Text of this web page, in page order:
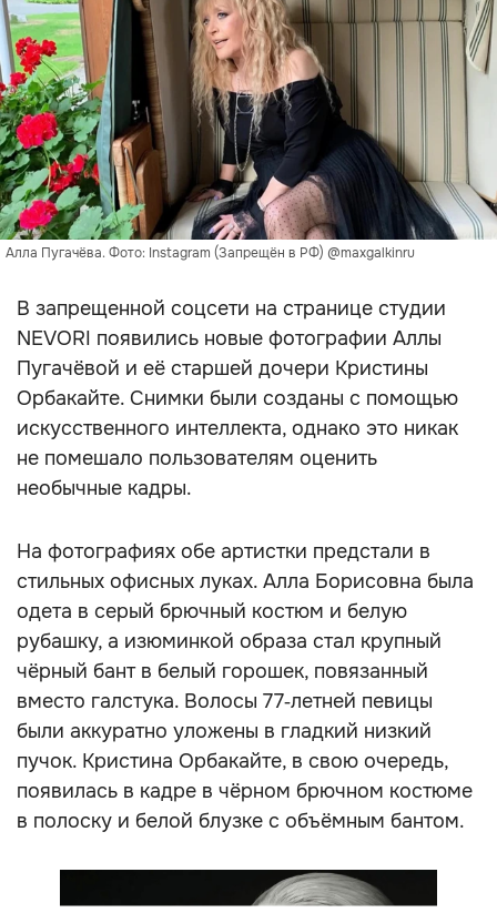
Алла Пугачёва. Фото: Instagram (Запрещён в РФ) @maxgalkinru
В запрещенной соцсети на странице студии
NEVORI появились новые фотографии Аллы
Пугачёвой и её старшей дочери Кристины
Орбакайте. Снимки были созданы с помощью
искусственного интеллекта, однако это никак
не помешало пользователям оценить
необычные кадры.
На фотографиях обе артистки предстали в
стильных офисных луках. Алла Борисовна была
одета в серый брючный костюм и белую
рубашку, а изюминкой образа стал крупный
чёрный бант в белый горошек, повязанный
вместо галстука. Волосы 77‑летней певицы
были аккуратно уложены в гладкий низкий
пучок. Кристина Орбакайте, в свою очередь,
появилась в кадре в чёрном брючном костюме
в полоску и белой блузке с объёмным бантом.